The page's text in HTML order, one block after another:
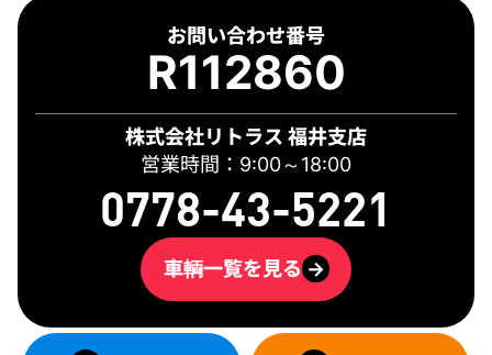
お問い合わせ番号
R112860
株式会社リトラス 福井支店
営業時間：9:00～18:00
0778-43-5221
車輌一覧を見る →